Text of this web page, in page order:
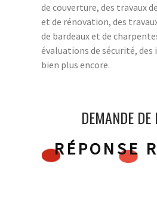
de couverture, des travaux
et de rénovation, des
de bardeaux et de
évaluations de sécurité,
bien plus encore.
DEMANDE DE
RÉPONSE